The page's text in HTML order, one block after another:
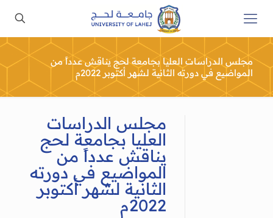
مجلس الدراسات العليا بجامعة لحج يناقش عدداً من
المواضيع في دورته الثانية لشهر أكتوبر 2022م
مجلس الدراسات
العليا بجامعة لحج
يناقش عدداً من
المواضيع في دورته
الثانية لشهر أكتوبر
2022م